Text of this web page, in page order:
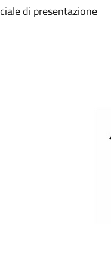
di presentazione